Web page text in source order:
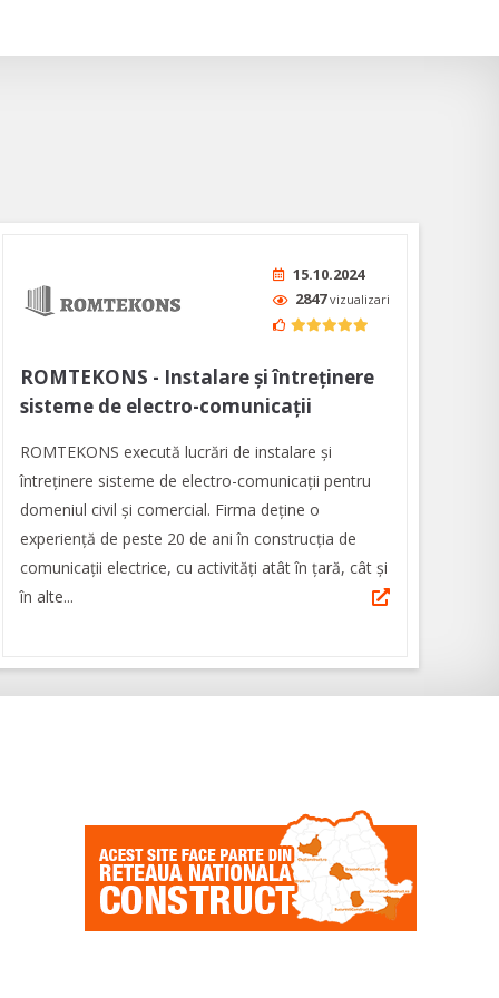
15.10.2024
2847vizualizari
ROMTEKONS - Instalare și întreținere
sisteme de electro-comunicații
ROMTEKONS execută lucrări de instalare și
întreținere sisteme de electro-comunicații pentru
domeniul civil și comercial. Firma deține o
experiență de peste 20 de ani în construcția de
comunicații electrice, cu activități atât în țară, cât și
în alte...